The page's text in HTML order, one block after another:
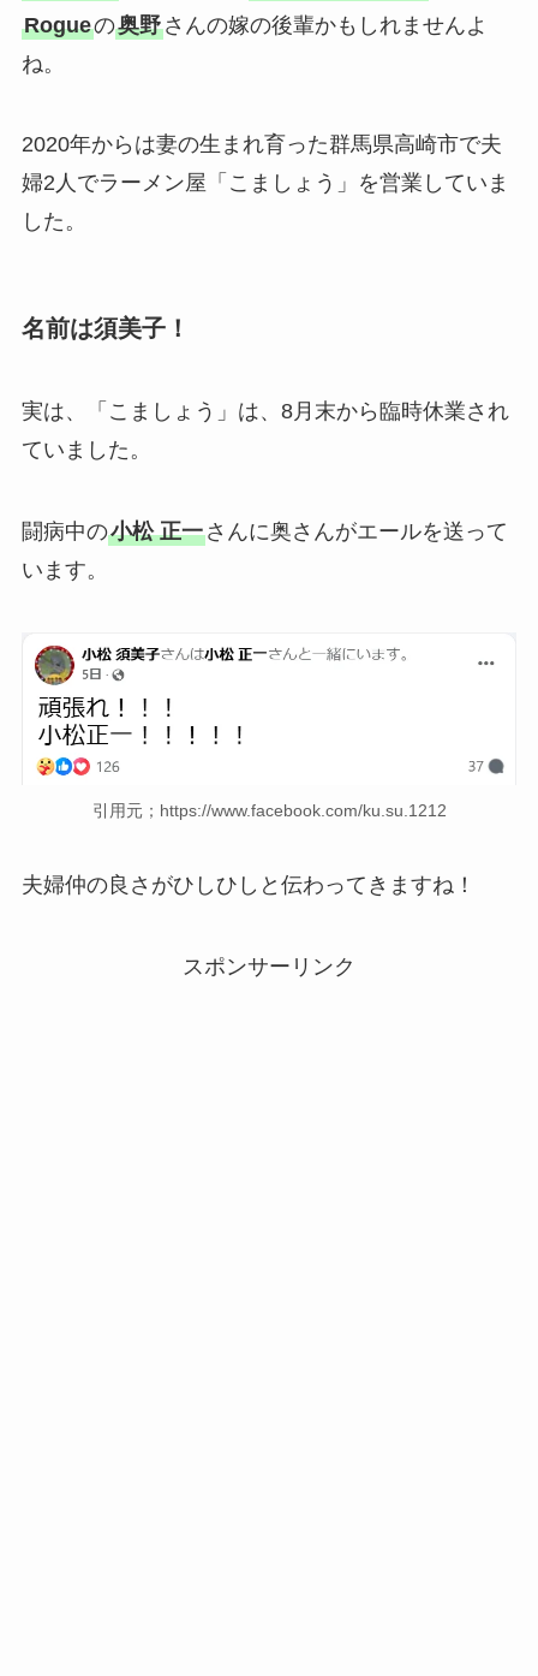
Rogueの奥野さんの嫁の後輩かもしれませんよ
ね。
2020年からは妻の生まれ育った群馬県高崎市で夫
婦2人でラーメン屋「こましょう」を営業していま
した。
名前は須美子！
実は、「こましょう」は、8月末から臨時休業され
ていました。
闘病中の小松 正一さんに奥さんがエールを送って
います。
引用元；https://www.facebook.com/ku.su.1212
夫婦仲の良さがひしひしと伝わってきますね！
スポンサーリンク